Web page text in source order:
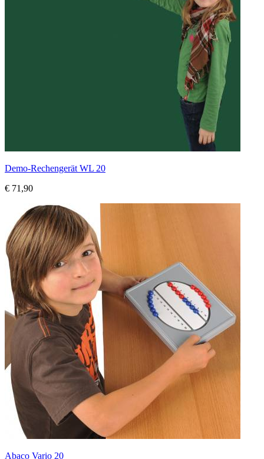
Demo-Rechengerät WL 20
€ 71,90
Abaco Vario 20